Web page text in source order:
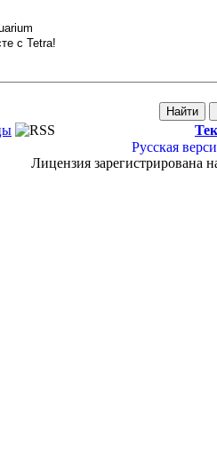
Русская
Лицензия зарегистрирована